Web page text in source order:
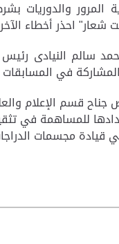
المرور والدوريات
احذر أخطاء الآخرين "
سالم النيادى
في
قسم الإعلام
للمساهمة في
مجسمات